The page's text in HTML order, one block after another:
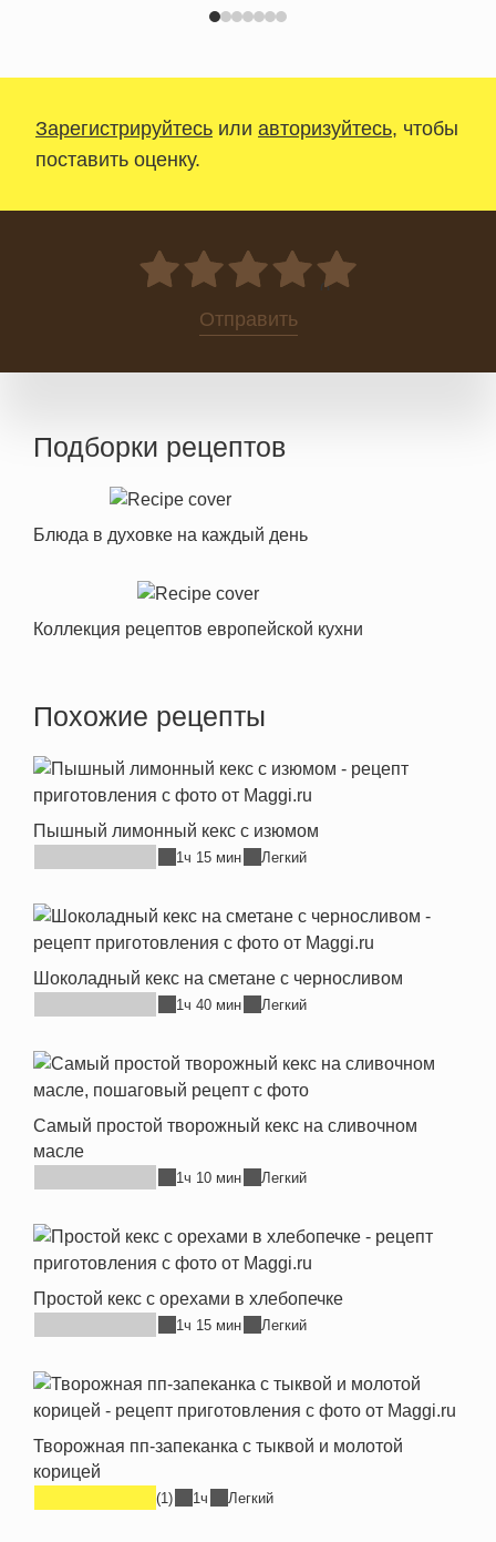
Зарегистрируйтесь или авторизуйтесь, чтобы
поставить оценку.
0
Отправить
Подборки рецептов
Блюда в духовке на каждый день
Коллекция рецептов европейской кухни
Похожие рецепты
Пышный лимонный кекс с изюмом
1ч 15 мин Легкий
Шоколадный кекс на сметане с черносливом
1ч 40 мин Легкий
Самый простой творожный кекс на сливочном
масле
1ч 10 мин Легкий
Простой кекс с орехами в хлебопечке
1ч 15 мин Легкий
Творожная пп-запеканка с тыквой и молотой
корицей
(1) 1ч Легкий